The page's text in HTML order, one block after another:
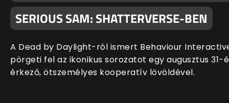
SERIOUS SAM: SHATTERVERSE-BEN
A Dead by Daylight-ról ismert Behaviour
pörgeti fel az ikonikus sorozatot egy augusztus 31-
érkező, ötszemélyes kooperatív lövöldével.